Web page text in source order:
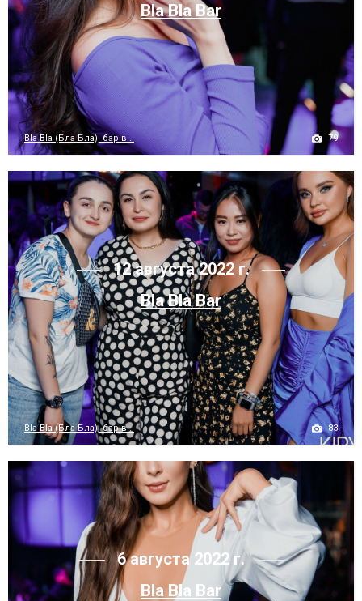
Bla Bla Bar
Bla Bla (Бла Бла), бар в... 79
12 августа 2022 г.
Bla Bla Bar
Bla Bla (Бла Бла), бар в... 83
6 августа 2022 г.
Bla Bla Bar